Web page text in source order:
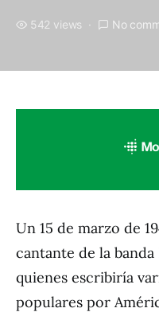
542 views No
Un 15 de marzo de
cantante de la
quienes escribiría
populares por